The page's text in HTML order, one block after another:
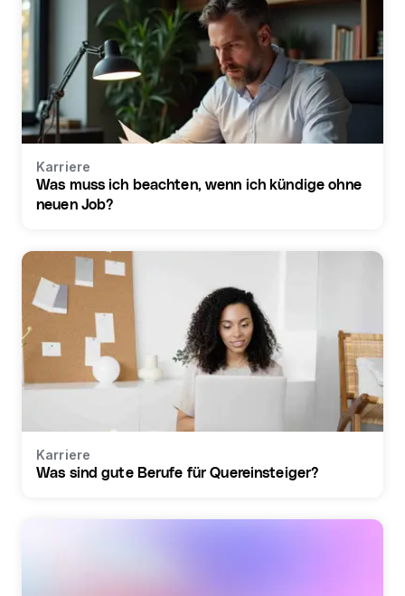
Karriere
Was muss ich beachten, wenn ich kündige ohne
neuen Job?
Karriere
Was sind gute Berufe für Quereinsteiger?